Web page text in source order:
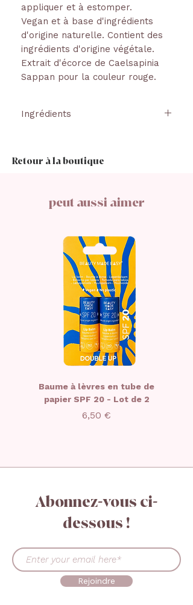
appliquer et à estomper.
Vegan et à base d'ingrédients
d'origine naturelle. Contient des
ingrédients d'origine végétale.
Extrait d'écorce de Caelsapinia
Sappan pour la couleur rouge.
Ingrédients
D'HELIANTHUS ANNUUS,
THEOBROMA CACAO,
COCOGLYCERIDES, CIRE DE SON
COCOS NUCIFERA, EUPHORBIA
CERIFERA CERA, SILICE,
BEHENATE DE STEARYL, HUILE
DE GRAINES D'ORBIGNYA
OLEIFERA, TOCOPHEROL,
CAELSAPINIA SAPPAN EXTRAIT
D'ÉCORCE. PEUT INCLURE : CL
77491, CL 77492, CL 77891, CL
77019, CI77861, MICA
Retour à la boutique
peut aussi aimer
Baume à lèvres en tube de
papier SPF 20 - Lot de 2
Prix
6,50 €
Abonnez-vous ci-
dessous !
Rejoindre